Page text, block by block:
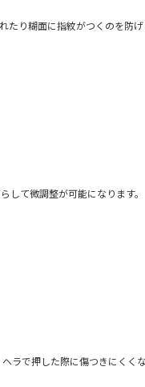
り糊面に指紋がつくのを防げ
して微調整が可能になります。
ラで押した際に傷つきにくく